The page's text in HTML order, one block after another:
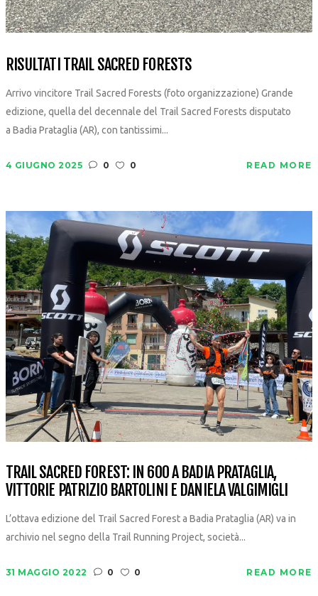
RISULTATI TRAIL SACRED FORESTS
Arrivo vincitore Trail Sacred Forests (foto organizzazione) Grande
edizione, quella del decennale del Trail Sacred Forests disputato
a Badia Prataglia (AR), con tantissimi...
4 GIUGNO 2025 0 0 READ MORE
TRAIL SACRED FOREST: IN 600 A BADIA PRATAGLIA,
VITTORIE PATRIZIO BARTOLINI E DANIELA VALGIMIGLI
L’ottava edizione del Trail Sacred Forest a Badia Prataglia (AR) va in
archivio nel segno della Trail Running Project, società...
31 MAGGIO 2022 0 0 READ MORE